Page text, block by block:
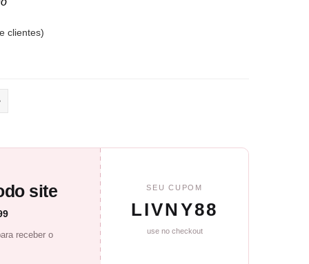
clientes)
site
receber o
SEU CUPOM
LIVNY88
use no checkout